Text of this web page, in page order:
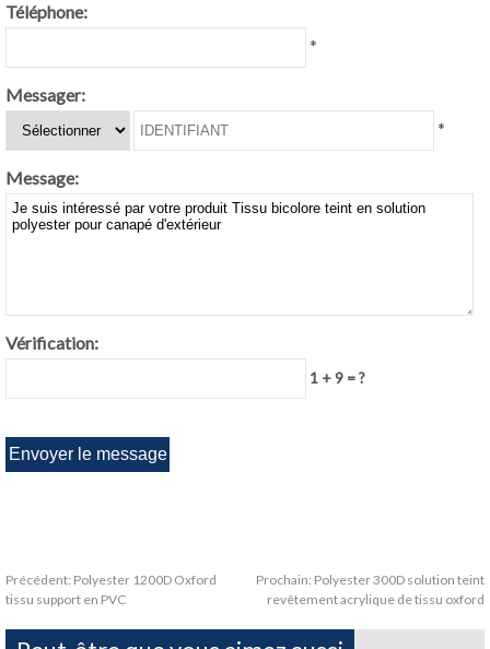
Téléphone:
*
Messager:
*
Message:
Vérification:
1 + 9 = ?
Précédent: Polyester 1200D Oxford
tissu support en PVC
Prochain: Polyester 300D solution teint
revêtement acrylique de tissu oxford